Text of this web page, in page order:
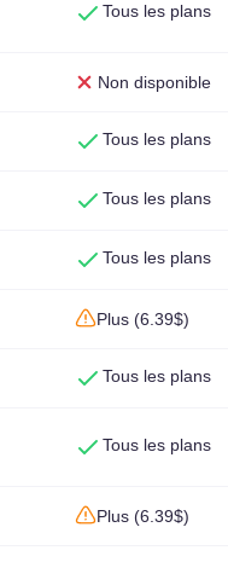
Tous les plans
Non disponible
Tous les plans
Tous les plans
Tous les plans
Plus (6.39$)
Tous les plans
Tous les plans
Plus (6.39$)